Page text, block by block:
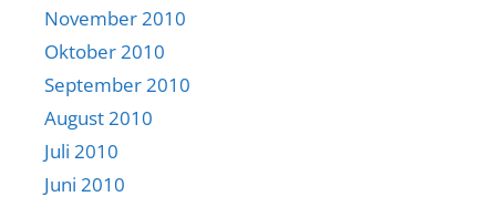
November 2010
Oktober 2010
September 2010
August 2010
Juli 2010
Juni 2010